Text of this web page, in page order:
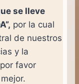
se lleve
por la cual
de nuestros
y la
favor